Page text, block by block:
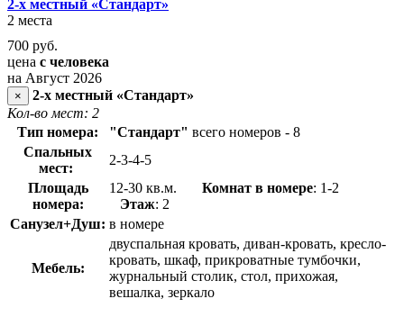
2-х местный «Стандарт»
2 места
700 руб.
цена с человека
на Август 2026
×
2-х местный «Стандарт»
Кол-во мест: 2
Тип номера:
"Стандарт" всего номеров - 8
Спальных
мест:
2-3-4-5
Площадь
номера:
12-30 кв.м. Комнат в номере: 1-2
Этаж: 2
Санузел+Душ: в номере
Мебель:
двуспальная кровать, диван-кровать, кресло-
кровать, шкаф, прикроватные тумбочки,
журнальный столик, стол, прихожая,
вешалка, зеркало